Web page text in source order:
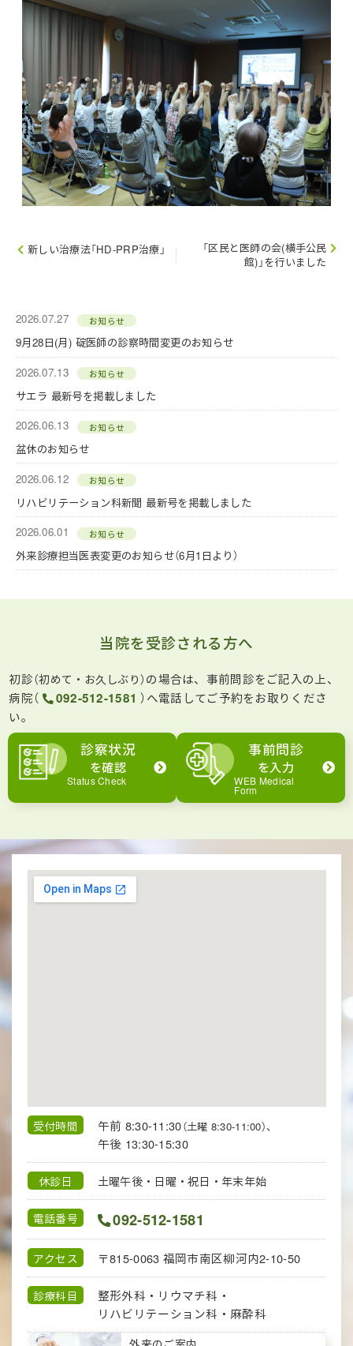
新しい治療法「HD-PRP治療」
「区民と医師の会(横手公民
館)」を行いました
2026.07.27 お知らせ
9月28日(月) 碇医師の診察時間変更のお知らせ
2026.07.13
お知らせ
サエラ 最新号を掲載しました
2026.06.13
お知らせ
盆休のお知らせ
2026.06.12
お知らせ
リハビリテーション科新聞 最新号を掲載しました
2026.06.01
お知らせ
外来診療担当医表変更のお知らせ（6月1日より）
当院を受診される方へ
初診（初めて・お久しぶり） の場合は、事前問診をご記入の上、
病院（
092-512-1581 ）へ電話してご予約をお取りくださ
い。
診察状況
を確認
Status Check
事前問診
を入力
WEB Medical
Form
受付時間 午前 8:30-11:30（土曜 8:30-11:00）、
午後 13:30-15:30
休診日 土曜午後・日曜・祝日・年末年始
電話番号 092-512-1581
アクセス 〒815-0063 福岡市南区柳河内2-10-50
診療科目
整形外科・リウマチ科・
リハビリテーション科・ 麻酔科